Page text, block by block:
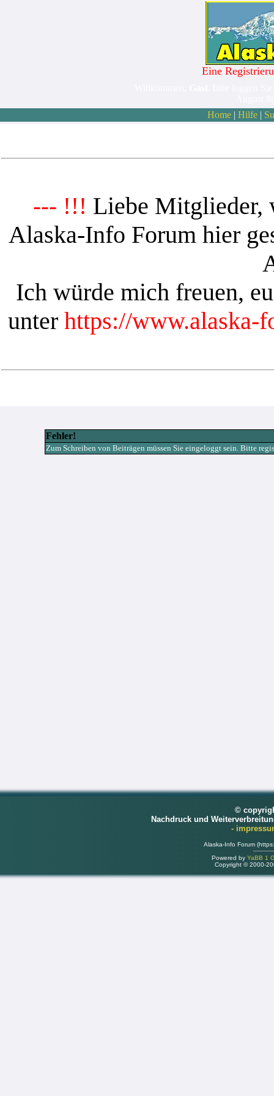
Eine
Home| Hilfe|
--- !!! Liebe Mitglieder,
Alaska-Info Forum hier
Ich würde mich freuen,
unter https://www.alaska-
Fehler!
Zum Schreiben von Beiträgen müssen Sie eingeloggt sein. Bitte
©
Nachdruck und
-
Alaska-Info Forum
Powered by YaBB 1
Copyright © 2000-